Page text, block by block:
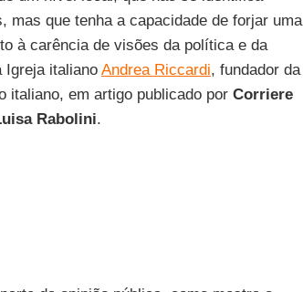
mas que tenha a capacidade de forjar uma
à carência de visões da política e da
Igreja italiano Andrea Riccardi, fundador da
italiano, em artigo publicado por Corriere
Rabolini.